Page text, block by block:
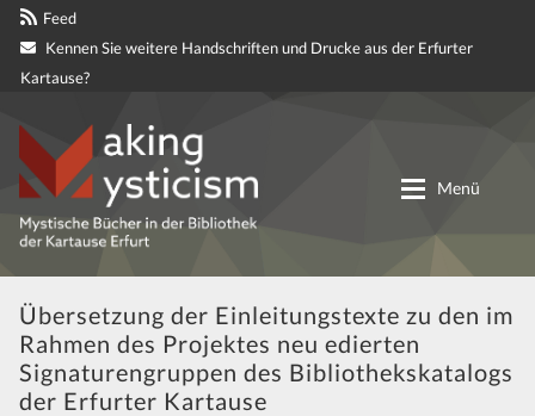
Feed
Kennen Sie weitere Handschriften und Drucke aus der Erfurter
Kartause?
Zur
Navigation
springen
Zum
Inhalt
springen
Menü
Materialien
Übersetzung der Einleitungstexte zu den im
Rahmen des Projektes neu edierten
Signaturengruppen des Bibliothekskatalogs
der Erfurter Kartause